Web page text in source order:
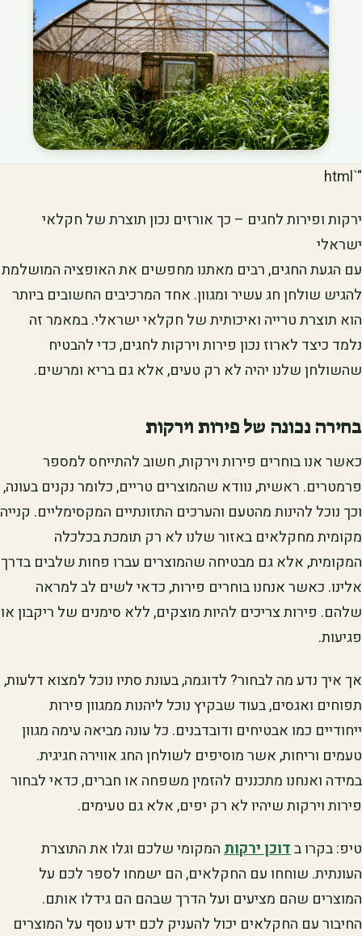
"`html
ירקות ופירות לחגים – כך אורזים נכון תוצרת של חקלאי
ישראלי
עם הגעת החגים, רבים מאתנו מחפשים את האופציה המושלמת
להגיש שולחן חג עשיר ומגוון. אחד המרכיבים החשובים ביותר
הוא תוצרת טרייה ואיכותית של חקלאי ישראלי. במאמר זה
נלמד כיצד לארוז נכון פירות וירקות לחגים, כדי להבטיח
שהשולחן שלנו יהיה לא רק טעים, אלא גם בריא ומרשים.
בחירה נכונה של פירות וירקות
כאשר אנו בוחרים פירות וירקות, חשוב להתייחס למספר
פרמטרים. ראשית, נוודא שהמוצרים טריים, כלומר נקנים בעונה,
וכך נוכל להינות מהטעם והערכים התזונתיים המקסימליים. קנייה
מקומית מחקלאים באזור שלנו לא רק תומכת בכלכלה
המקומית, אלא גם מבטיחה שהמוצרים עברו פחות שלבים בדרך
אלינו. כאשר אנחנו בוחרים פירות, כדאי לשים לב למראה
שלהם. פירות צריכים להיות מוצקים, ללא סימנים של ריקבון או
פגיעות.
אך איך נדע מה לבחור? לדוגמה, בעונת סתיו נוכל למצוא דלעות,
תפוחים ואגסים, בעוד שבקיץ נוכל ליהנות ממגוון פירות
ייחודיים כמו אבטיחים ודובדבנים. כל עונה מביאה עימה מגוון
טעמים וריחות, אשר מוסיפים לשולחן החג אווירה חגיגית.
במידה ואנחנו מתכננים להזמין משפחה או חברים, כדאי לבחור
פירות וירקות שיהיו לא רק יפים, אלא גם טעימים.
טיפ: בקרו בדוכן ירקותהמקומי שלכם וגלו את התוצרת
העונתית. שוחחו עם החקלאים, הם ישמחו לספר לכם על
המוצרים שהם מציעים ועל הדרך שבהם הם גידלו אותם.
החיבור עם החקלאים יכול להעניק לכם ידע נוסף על המוצרים